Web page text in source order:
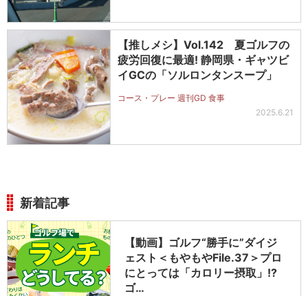
【推しメシ】Vol.142 夏ゴルフの
疲労回復に最適! 静岡県・ギャツビ
イGCの「ソルロンタンスープ」
コース・プレー 週刊GD 食事
2025.6.21
新着記事
【動画】ゴルフ“勝手に”ダイジ
ェスト＜もやもやFile.37＞プロ
にとっては「カロリー摂取」!?
ゴ…